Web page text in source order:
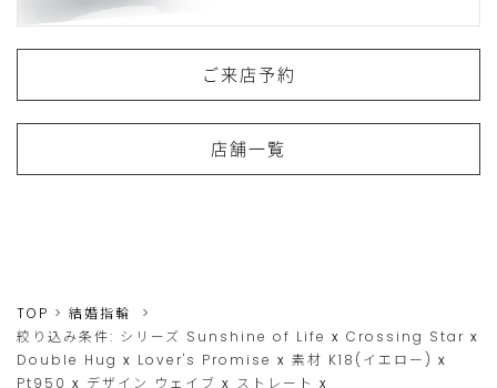
ご来店予約
店舗一覧
TOP
結婚指輪
絞り込み条件: シリーズ Sunshine of Life x Crossing Star x
Double Hug x Lover's Promise x 素材 K18(イエロー) x
Pt950 x デザイン ウェイブ x ストレート x